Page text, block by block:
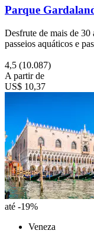
Parque
Desfrute de mais de 30
passeios aquáticos e
4,5 (10.087)
A partir de
US$ 10,37
até -19%
Veneza